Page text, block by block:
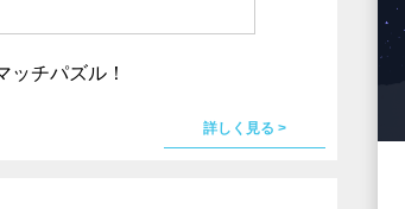
チパズル！
詳しく見る >